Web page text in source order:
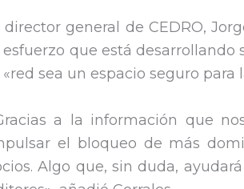
director general de CEDRO,
esfuerzo que está
«red sea un espacio seguro para
a la información que
el bloqueo de más
Algo que, sin duda,